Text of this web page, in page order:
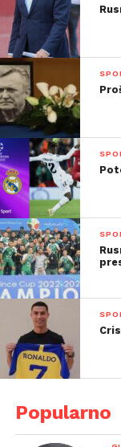
Popularno